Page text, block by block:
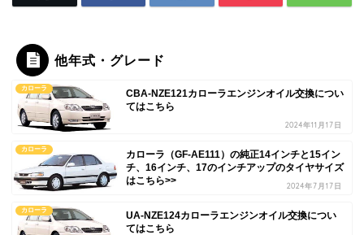
他年式・グレード
カローラ
CBA-NZE121カローラエンジンオイル交換につい
てはこちら
2024年11月17日
カローラ
カローラ（GF-AE111）の純正14インチと15イン
チ、16インチ、17のインチアップのタイヤサイズ
はこちら>>
2024年7月17日
カローラ
UA-NZE124カローラエンジンオイル交換につい
てはこちら